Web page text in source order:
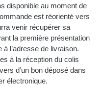
disponible au moment de
est réorienté vers
venir récupérer sa
la première présentation
l’adresse de livraison.
à la réception du colis
d’un bon déposé dans
électronique.